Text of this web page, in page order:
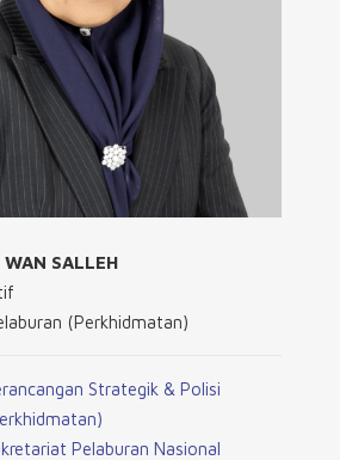
WAN SALLEH
(Perkhidmatan)
Strategik & Polisi
Pelaburan Nasional